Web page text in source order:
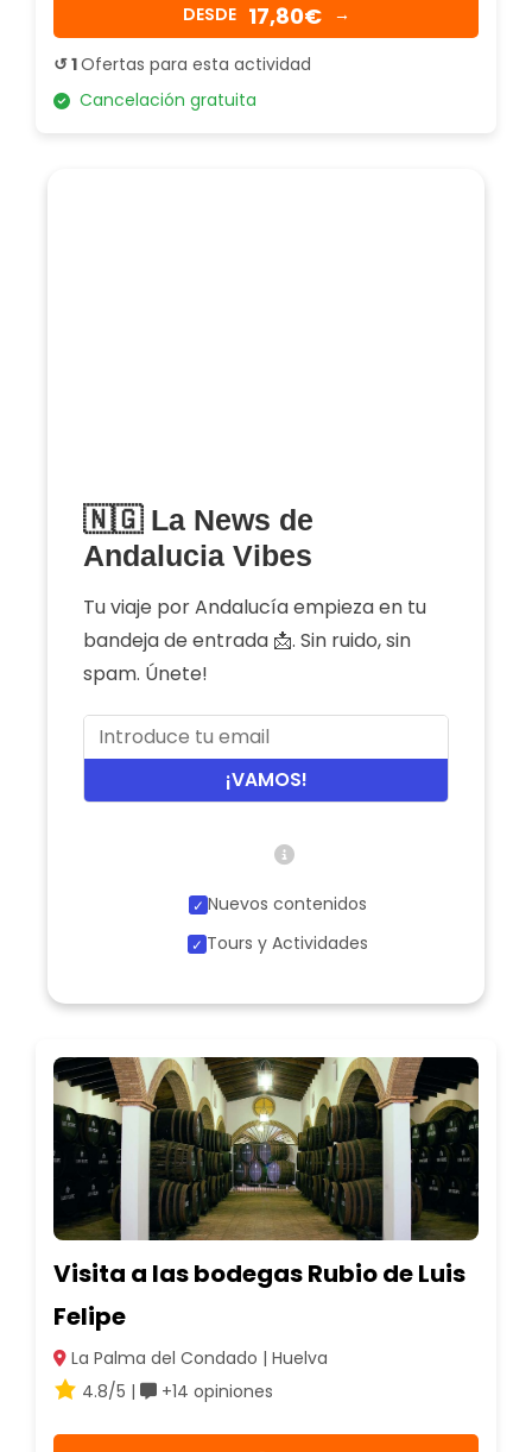
DESDE 17,80€ →
↺ 1Ofertas para esta actividad
Cancelación gratuita
🇳🇬 La News de
Andalucia Vibes
Tu viaje por Andalucía empieza en tu
bandeja de entrada 📩. Sin ruido, sin
spam. Únete!
¡VAMOS!
Nuevos contenidos
Tours y Actividades
Visita a las bodegas Rubio de Luis
Felipe
La Palma del Condado | Huelva
4.8/5 |
+14 opiniones